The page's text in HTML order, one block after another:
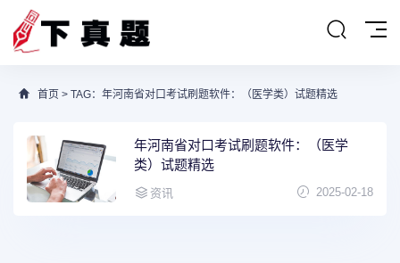
首页 > TAG：年河南省对口考试刷题软件：（医学类）试题精选
年河南省对口考试刷题软件：（医学
类）试题精选
资讯 2025-02-18